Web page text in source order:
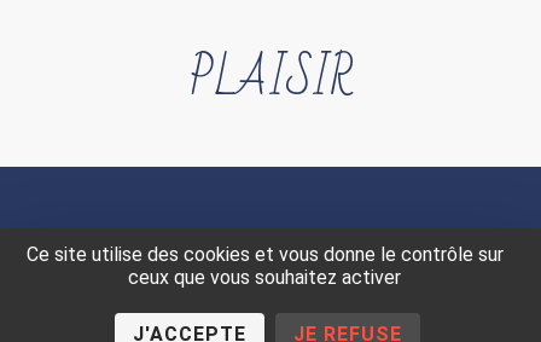
PLAISIR
MENTIONS LÉGALES
DONNÉES PERSONNELLES
COOKIES
Ce site utilise des cookies et vous donne le contrôle sur
ceux que vous souhaitez activer
J'ACCEPTE JE REFUSE